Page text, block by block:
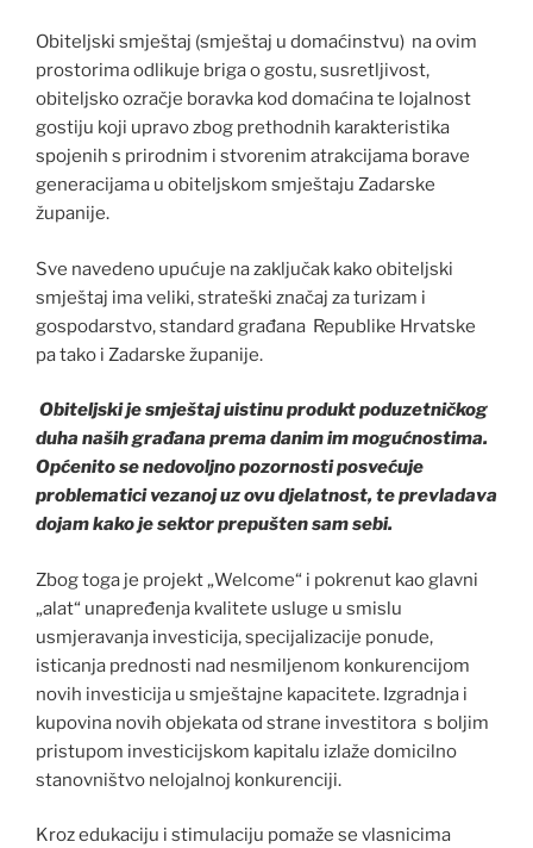
Obiteljski smještaj (smještaj u domaćinstvu) na ovim
prostorima odlikuje briga o gostu, susretljivost,
obiteljsko ozračje boravka kod domaćina te lojalnost
gostiju koji upravo zbog prethodnih karakteristika
spojenih s prirodnim i stvorenim atrakcijama borave
generacijama u obiteljskom smještaju Zadarske
županije.
Sve navedeno upućuje na zaključak kako obiteljski
smještaj ima veliki, strateški značaj za turizam i
gospodarstvo, standard građana Republike Hrvatske
pa tako i Zadarske županije.
Obiteljski je smještaj uistinu produkt poduzetničkog
duha naših građana prema danim im mogućnostima.
Općenito se nedovoljno pozornosti posvećuje
problematici vezanoj uz ovu djelatnost, te prevladava
dojam kako je sektor prepušten sam sebi.
Zbog toga je projekt „Welcome“ i pokrenut kao glavni
„alat“ unapređenja kvalitete usluge u smislu
usmjeravanja investicija, specijalizacije ponude,
isticanja prednosti nad nesmiljenom konkurencijom
novih investicija u smještajne kapacitete. Izgradnja i
kupovina novih objekata od strane investitora s boljim
pristupom investicijskom kapitalu izlaže domicilno
stanovništvo nelojalnoj konkurenciji.
Kroz edukaciju i stimulaciju pomaže se vlasnicima